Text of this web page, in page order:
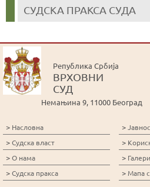
СУДСКА ПРАКСА СУДА
Република Србија
ВРХОВНИ
СУД
Немањина 9, 11000 Београд
> Насловна
>Судска власт
>О нама
>Судска пракса
>
>
>
> Мапа